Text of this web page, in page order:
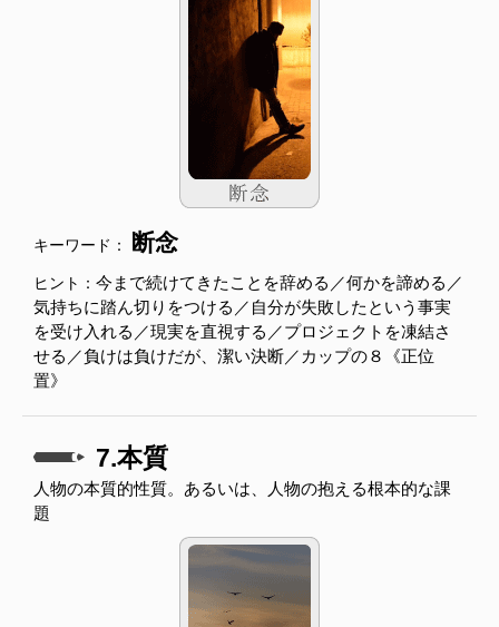
キーワード： 断念
ヒント： 今まで続けてきたことを辞める／何かを諦める／
気持ちに踏ん切りをつける／自分が失敗したという事実
を受け入れる／現実を直視する／プロジェクトを凍結さ
せる／負けは負けだが、潔い決断／カップの８《正位
置》
7.本質
人物の本質的性質。あるいは、人物の抱える根本的な課
題